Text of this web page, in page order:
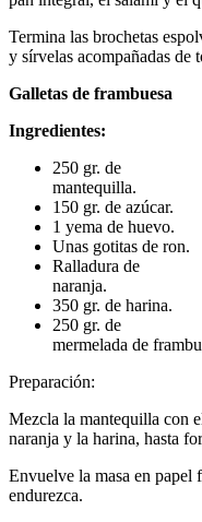
Termina las brochetas
y sírvelas acompañadas de
Galletas de frambuesa
Ingredientes:
250 gr. de
mantequilla.
150 gr. de azúcar.
1 yema de huevo.
Unas gotitas de ron.
Ralladura de
naranja.
350 gr. de harina.
250 gr. de
mermelada de
Preparación:
Mezcla la mantequilla con
naranja y la harina, hasta
Envuelve la masa en papel
endurezca.